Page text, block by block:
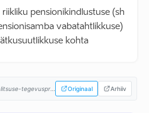
pensionikindlustuse (sh
vabatahtlikkuse)
kohta
Originaal Arhiiv